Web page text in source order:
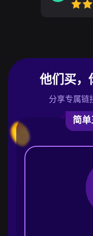
他们买，
分享专属链
简